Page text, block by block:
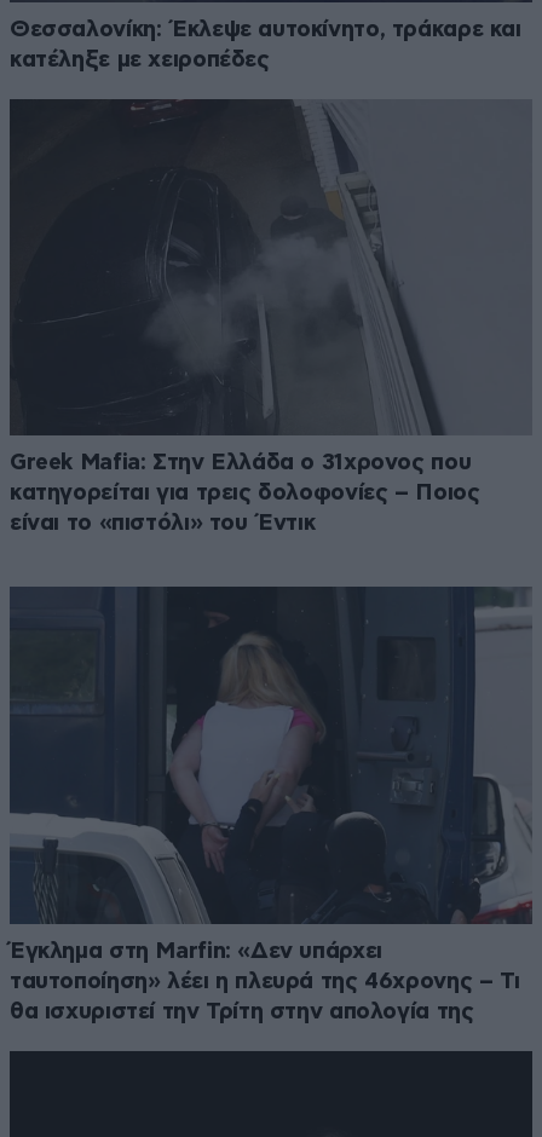
Θεσσαλονίκη: Έκλεψε αυτοκίνητο, τράκαρε και
κατέληξε με χειροπέδες
Greek Mafia: Στην Ελλάδα ο 31χρονος που
κατηγορείται για τρεις δολοφονίες – Ποιος
είναι το «πιστόλι» του Έντικ
Έγκλημα στη Marfin: «Δεν υπάρχει
ταυτοποίηση» λέει η πλευρά της 46χρονης – Τι
θα ισχυριστεί την Τρίτη στην απολογία της